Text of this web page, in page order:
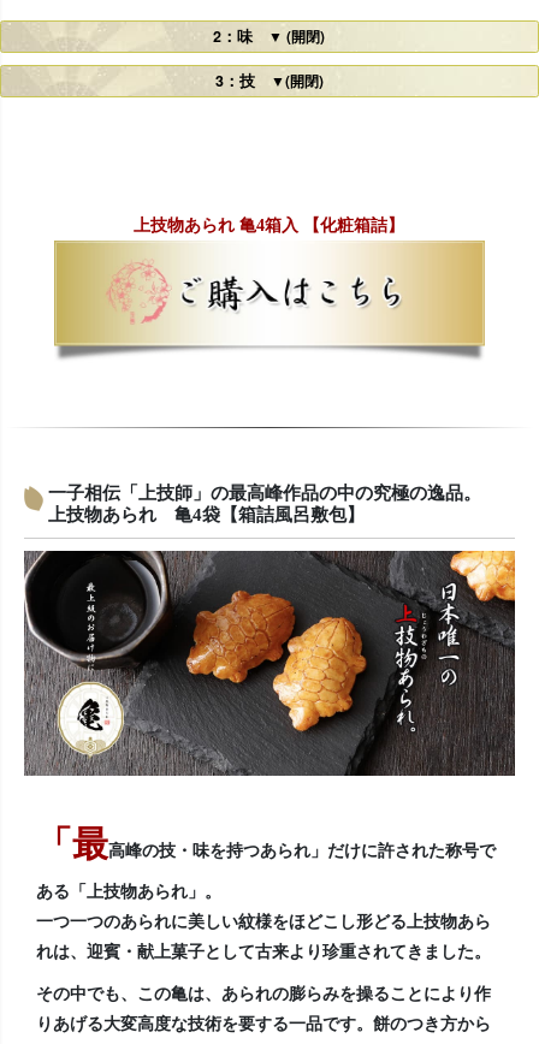
2：味 ▼ (開閉)
3：技 ▼(開閉)
上技物あられ 亀4箱入 【化粧箱詰】
一子相伝「上技師」の最高峰作品の中の究極の逸品。
上技物あられ 亀4袋【箱詰風呂敷包】
「最高峰の技・味を持つあられ」だけに許された称号で
ある「上技物あられ」。
一つ一つのあられに美しい紋様をほどこし形どる上技物あら
れは、迎賓・献上菓子として古来より珍重されてきました。
その中でも、この亀は、あられの膨らみを操ることにより作
りあげる大変高度な技術を要する一品です。餅のつき方から